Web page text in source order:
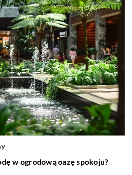
w ogrodową oazę spokoju?